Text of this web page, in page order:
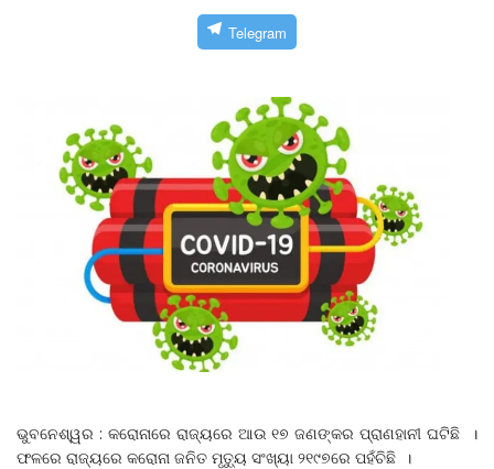
Telegram
ଭୁବନେଶ୍ୱର : କରୋନାରେ ରାଜ୍ୟରେ ଆଉ ୧୭ ଜଣଙ୍କର ପ୍ରାଣହାନୀ ଘଟିଛି ।
ଫଳରେ ରାଜ୍ୟରେ କରୋନା ଜନିତ ମୃତୁ୍ୟ ସଂଖ୍ୟା ୨୧୯୭ରେ ପହଁଚିଛି ।